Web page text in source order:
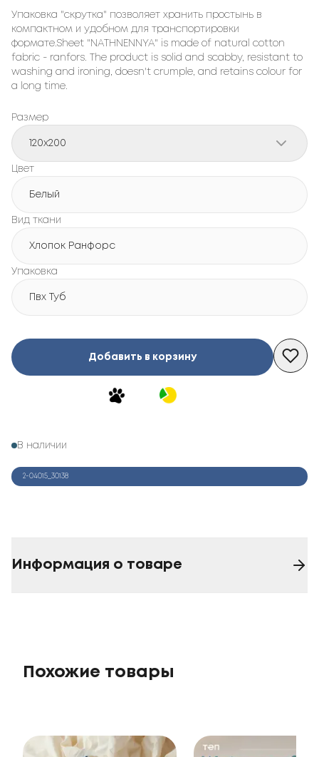
Упаковка "скрутка" позволяет хранить простынь в
компактном и удобном для транспортировки
формате.Sheet "NATHNENNYA" is made of natural cotton
fabric - ranfors. The product is solid and scabby, resistant to
washing and ironing, doesn't crumple, and retains colour for
a long time.
Размер
120x200
Цвет
Белый
Вид ткани
Хлопок Ранфорс
Упаковка
Пвх Туб
Добавить в корзину
В наличии
2-04015_30138
Информация о товаре
Похожие товары